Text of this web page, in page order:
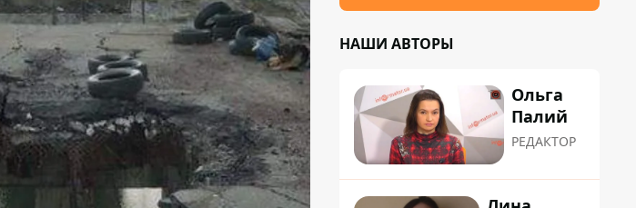
НАШИ АВТОРЫ
Ольга
Палий
РЕДАКТОР